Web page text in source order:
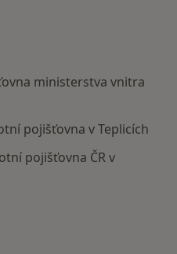
ministerstva vnitra
pojišťovna v Teplicích
pojišťovna ČR v